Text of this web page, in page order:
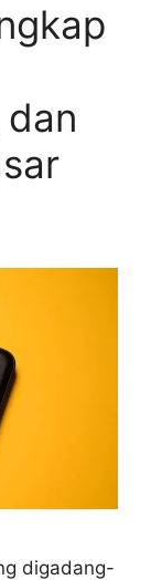
digadang-